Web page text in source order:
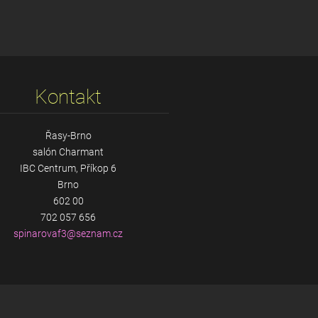
Kontakt
Řasy-Brno
salón Charmant
IBC Centrum, Příkop 6
Brno
602 00
702 057 656
spinarovaf3@seznam.cz